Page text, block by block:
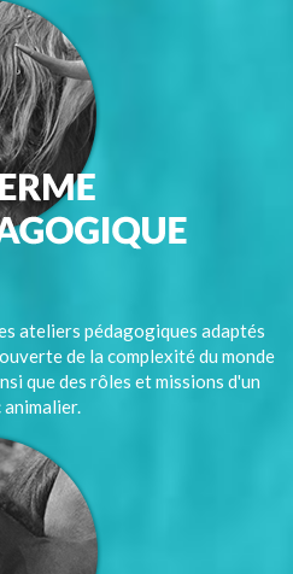
ateliers pédagogiques adaptés
de la complexité du monde
que des rôles et missions d'un
animalier.